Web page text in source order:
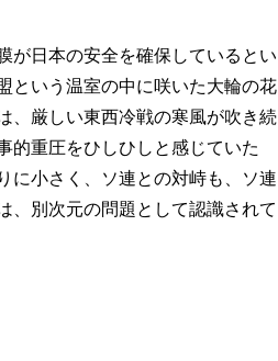
が日本の安全を確保しているとい
という温室の中に咲いた大輪の花
、厳しい東西冷戦の寒風が吹き続
的重圧をひしひしと感じていた
に小さく、ソ連との対峙も、ソ連
、別次元の問題として認識されて